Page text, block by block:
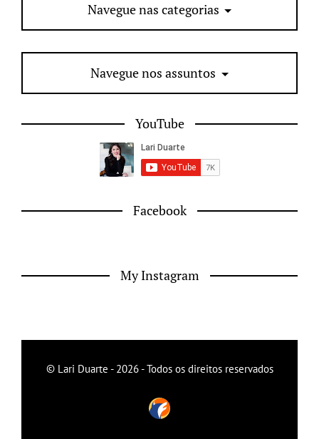
Navegue nas categorias
Navegue nos assuntos
YouTube
Facebook
My Instagram
© Lari Duarte - 2026 - Todos os direitos reservados